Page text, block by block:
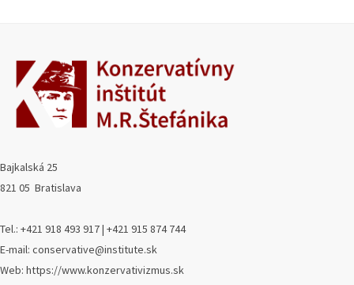
Bajkalská 25
821 05 Bratislava
Tel.: +421 918 493 917 | +421 915 874 744
E-mail: conservative@institute.sk
Web: https://www.konzervativizmus.sk